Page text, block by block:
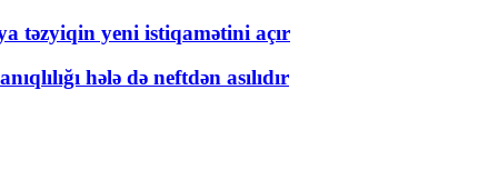
təzyiqin yeni istiqamətini açır
hələ də neftdən asılıdır